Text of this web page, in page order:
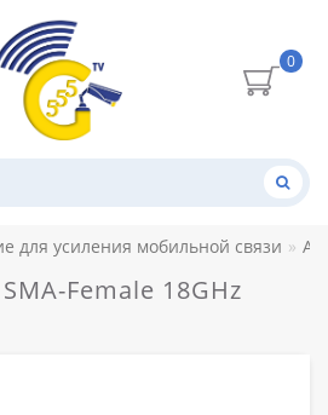
0
для усиления мобильной связи
Female 18GHz